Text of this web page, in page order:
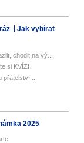
Jak vybírat
chodit na vý...
si KVÍZ!
...
2025